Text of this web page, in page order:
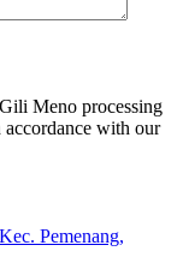
Meno processing
accordance with our
Pemenang,